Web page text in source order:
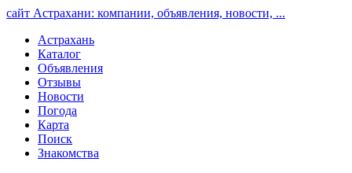
сайт Астрахани: компании, объявления, новости, ...
Астрахань
Каталог
Объявления
Отзывы
Новости
Погода
Карта
Поиск
Знакомства